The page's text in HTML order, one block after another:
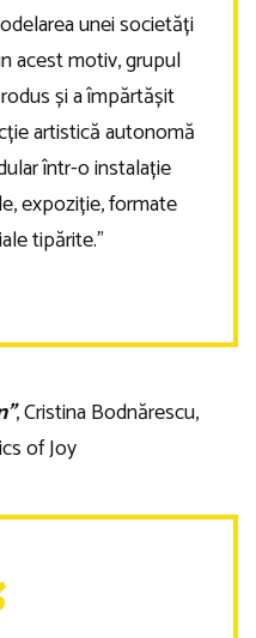
unei societăți
acest motiv, grupul
și a împărtășit
artistică autonomă
într-o instalație
expoziție, formate
tipărite.”
, Cristina Bodnărescu,
of Joy